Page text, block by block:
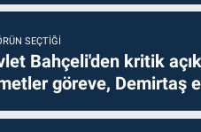
SEÇTIĞI
Bahçeli'den kritik
göreve, Demirtaş